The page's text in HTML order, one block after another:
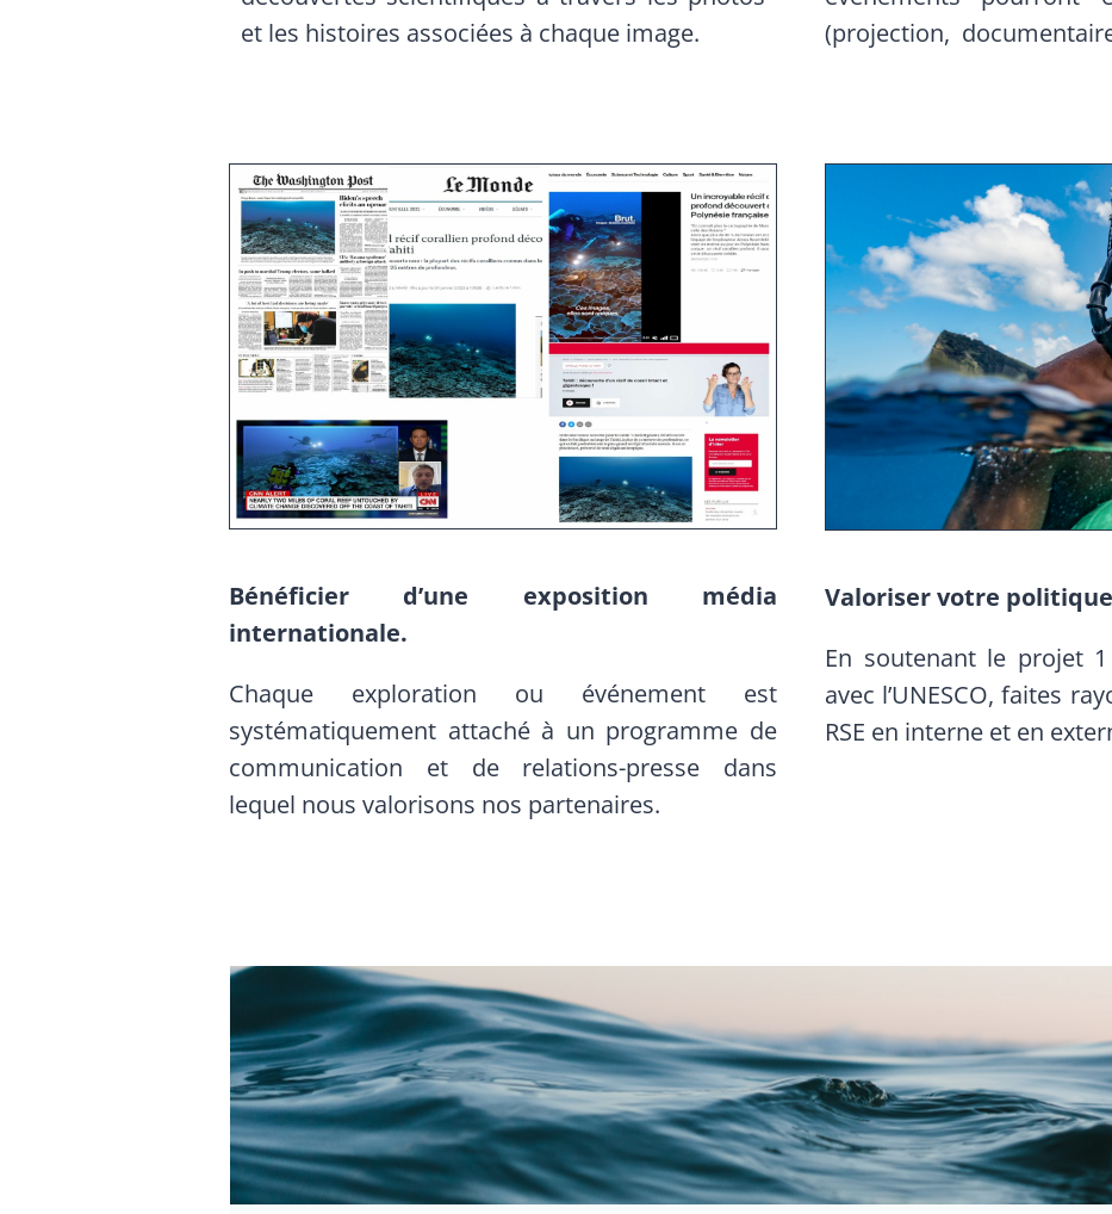
et les histoires associées à chaque image.
(projection,
Bénéficier d’une exposition média
internationale.
Chaque exploration ou événement est
systématiquement attaché à un programme de
communication et de relations-presse dans
lequel nous valorisons nos partenaires.
Valoriser votre politique
En soutenant le projet
avec l’UNESCO, faites
RSE en interne et en